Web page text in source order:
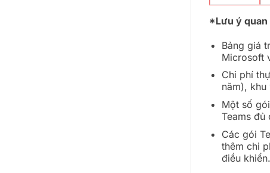
*Lưu ý quan
Bảng giá
Microsoft
Chi phí
năm),
Một số
Teams đủ
Các gói
thêm chi
điều khiển.